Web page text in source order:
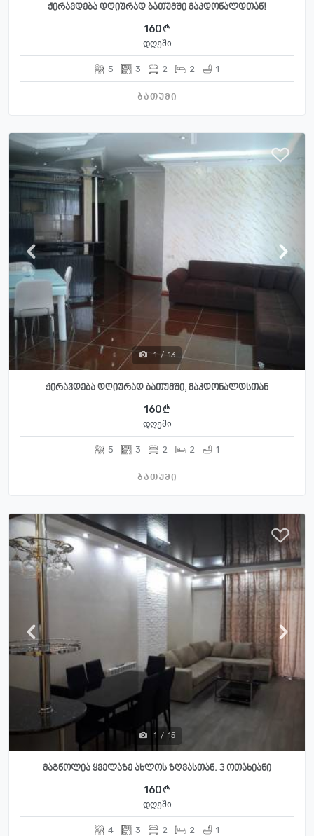
ქირავდება დღიურად ბათუმში მაკდონალდთან!
160
დღეში
5 3 2 2 1
ბათუმი
1 / 13
ქირავდება დღიურად ბათუმში, მაკდონალდსთან
160
დღეში
5 3 2 2 1
ბათუმი
1 / 15
მაგნოლია ყველაზე ახლოს ზღვასთან. 3 ოთახიანი
160
დღეში
4 3 2 2 1